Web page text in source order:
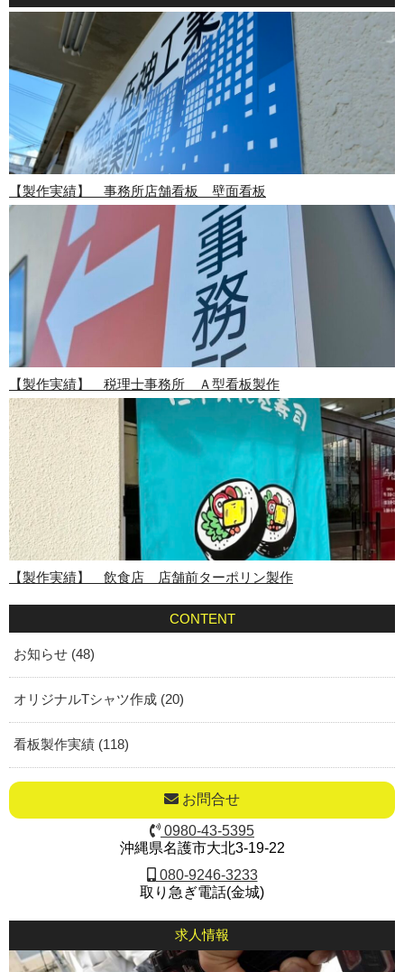
【製作実績】 事務所店舗看板 壁面看板
【製作実績】 税理士事務所 Ａ型看板製作
【製作実績】 飲食店 店舗前ターポリン製作
CONTENT
お知らせ (48)
オリジナルTシャツ作成 (20)
看板製作実績 (118)
お問合せ
0980-43-5395
沖縄県名護市大北3-19-22
080-9246-3233
取り急ぎ電話(金城)
求人情報